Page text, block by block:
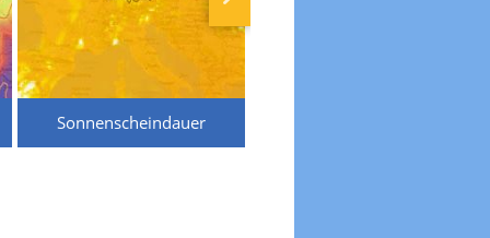
Sonnenscheindauer